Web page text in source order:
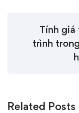
Tính giá
trình
Related Posts